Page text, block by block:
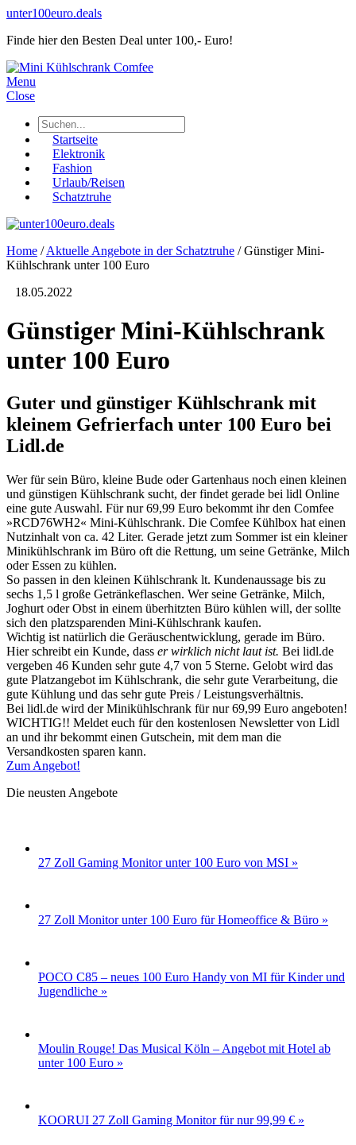
unter100euro.deals
Finde hier den Besten Deal unter 100,- Euro!
Menu
Close
Startseite
Elektronik
Fashion
Urlaub/Reisen
Schatztruhe
Home /Aktuelle Angebote in der Schatztruhe /Günstiger Mini-
Kühlschrank unter 100 Euro
18.05.2022
Günstiger Mini-Kühlschrank
unter 100 Euro
Guter und günstiger Kühlschrank mit
kleinem Gefrierfach unter 100 Euro bei
Lidl.de
Wer für sein Büro, kleine Bude oder Gartenhaus noch einen kleinen
und günstigen Kühlschrank sucht, der findet gerade bei lidl Online
eine gute Auswahl. Für nur 69,99 Euro bekommt ihr den Comfee
»RCD76WH2« Mini-Kühlschrank. Die Comfee Kühlbox hat einen
Nutzinhalt von ca. 42 Liter. Gerade jetzt zum Sommer ist ein kleiner
Minikühlschrank im Büro oft die Rettung, um seine Getränke, Milch
oder Essen zu kühlen.
So passen in den kleinen Kühlschrank lt. Kundenaussage bis zu
sechs 1,5 l große Getränkeflaschen. Wer seine Getränke, Milch,
Joghurt oder Obst in einem überhitzten Büro kühlen will, der sollte
sich den platzsparenden Mini-Kühlschrank kaufen.
Wichtig ist natürlich die Geräuschentwicklung, gerade im Büro.
Hier schreibt ein Kunde, dass er wirklich nicht laut ist. Bei lidl.de
vergeben 46 Kunden sehr gute 4,7 von 5 Sterne. Gelobt wird das
gute Platzangebot im Kühlschrank, die sehr gute Verarbeitung, die
gute Kühlung und das sehr gute Preis / Leistungsverhältnis.
Bei lidl.de wird der Minikühlschrank für nur 69,99 Euro angeboten!
WICHTIG!! Meldet euch für den kostenlosen Newsletter von Lidl
an und ihr bekommt einen Gutschein, mit dem man die
Versandkosten sparen kann.
Zum Angebot!
Die neusten Angebote
27 Zoll Gaming Monitor unter 100 Euro von MSI »
27 Zoll Monitor unter 100 Euro für Homeoffice & Büro »
POCO C85 – neues 100 Euro Handy von MI für Kinder und
Jugendliche »
Moulin Rouge! Das Musical Köln – Angebot mit Hotel ab
unter 100 Euro »
KOORUI 27 Zoll Gaming Monitor für nur 99,99 € »